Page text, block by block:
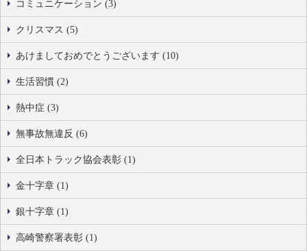
コミュニケーション (3)
クリスマス (5)
あけましておめでとうございます (10)
生活習慣 (2)
熱中症 (3)
無事故無違反 (6)
全日本トラック協会表彰 (1)
金十字章 (1)
銀十字章 (1)
高崎警察署表彰 (1)